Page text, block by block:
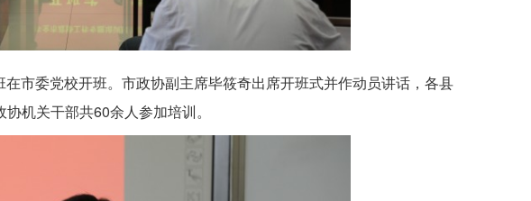
市委党校开班。市政协副主席毕筱奇出席开班式并作动员讲话，各县
机关干部共60余人参加培训。